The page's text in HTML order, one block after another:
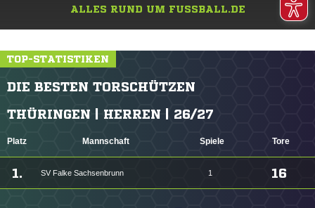
ALLES RUND UM FUSSBALL.DE
TOP-STATISTIKEN
DIE BESTEN TORSCHÜTZEN
THÜRINGEN | HERREN | 26/27
Platz Mannschaft Spiele Tore
1. SV Falke Sachsenbrunn 1 16